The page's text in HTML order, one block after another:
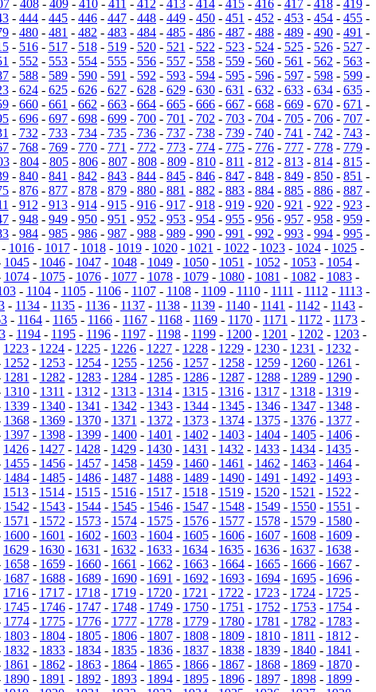
- 408- 409- 410- 411 - 412 - 413- 414- 415- 416- 417- 418- 419-
- 444 - 445 - 446 - 447 - 448 - 449 - 450 - 451 - 452 - 453 - 454 - 455 -
- 480 - 481 - 482 - 483 - 484 - 485 - 486 - 487 - 488 - 489 - 490 - 491 -
- 516- 517- 518- 519- 520- 521 - 522 - 523- 524- 525- 526- 527-
- 552 - 553 - 554 - 555 - 556 - 557 - 558 - 559 - 560 - 561 - 562 - 563 -
- 588 - 589 - 590 - 591 - 592 - 593 - 594 - 595 - 596 - 597 - 598 - 599 -
- 624- 625- 626- 627- 628- 629- 630- 631 - 632 - 633- 634- 635-
- 660 - 661 - 662 - 663 - 664 - 665 - 666 - 667 - 668 - 669 - 670 - 671 -
- 696 - 697 - 698 - 699 - 700 - 701 - 702 - 703 - 704 - 705 - 706 - 707 -
- 732 - 733- 734- 735- 736- 737- 738- 739- 740- 741 - 742 - 743-
- 768 - 769 - 770 - 771 - 772 - 773 - 774 - 775 - 776 - 777 - 778 - 779 -
- 804- 805- 806- 807- 808- 809- 810- 811 - 812 - 813- 814- 815-
- 840 - 841 - 842 - 843 - 844 - 845 - 846 - 847 - 848 - 849 - 850 - 851 -
- 876 - 877 - 878 - 879 - 880 - 881 - 882 - 883 - 884 - 885 - 886 - 887 -
- 912 - 913- 914- 915- 916- 917- 918- 919- 920- 921 - 922 - 923-
- 948 - 949 - 950 - 951 - 952 - 953 - 954 - 955 - 956 - 957 - 958 - 959 -
- 984 - 985 - 986 - 987 - 988 - 989 - 990 - 991 - 992 - 993 - 994 - 995 -
1016- 1017- 1018- 1019- 1020- 1021 - 1022 - 1023- 1024- 1025-
1045- 1046- 1047- 1048- 1049- 1050- 1051 - 1052 - 1053- 1054-
1074- 1075- 1076- 1077- 1078- 1079- 1080- 1081 - 1082 - 1083-
- 1104- 1105- 1106- 1107- 1108- 1109- 1110- 1111 - 1112 - 1113-
- 1134 - 1135 - 1136 - 1137 - 1138 - 1139 - 1140 - 1141 - 1142 - 1143 -
- 1164 - 1165 - 1166 - 1167 - 1168 - 1169 - 1170 - 1171 - 1172 - 1173 -
- 1194 - 1195 - 1196 - 1197 - 1198 - 1199 - 1200 - 1201 - 1202 - 1203 -
1223 - 1224 - 1225 - 1226 - 1227 - 1228 - 1229 - 1230 - 1231 - 1232 -
1252 - 1253- 1254- 1255- 1256- 1257- 1258- 1259- 1260- 1261 -
1281 - 1282 - 1283- 1284- 1285- 1286- 1287- 1288- 1289- 1290-
1310 - 1311 - 1312 - 1313 - 1314 - 1315 - 1316 - 1317 - 1318 - 1319 -
1339- 1340- 1341 - 1342 - 1343- 1344- 1345- 1346- 1347- 1348-
1368- 1369- 1370- 1371 - 1372 - 1373- 1374- 1375- 1376- 1377-
1397- 1398- 1399- 1400- 1401 - 1402 - 1403- 1404- 1405- 1406-
1426 - 1427 - 1428 - 1429 - 1430 - 1431 - 1432 - 1433 - 1434 - 1435 -
1455- 1456- 1457- 1458- 1459- 1460- 1461 - 1462 - 1463- 1464-
1484- 1485- 1486- 1487- 1488- 1489- 1490- 1491 - 1492 - 1493-
1513 - 1514 - 1515 - 1516 - 1517 - 1518 - 1519 - 1520 - 1521 - 1522 -
1542 - 1543- 1544- 1545- 1546- 1547- 1548- 1549- 1550- 1551 -
1571 - 1572 - 1573- 1574- 1575- 1576- 1577- 1578- 1579- 1580-
1600- 1601 - 1602 - 1603- 1604- 1605- 1606- 1607- 1608- 1609-
1629 - 1630 - 1631 - 1632 - 1633 - 1634 - 1635 - 1636 - 1637 - 1638 -
1658- 1659- 1660- 1661 - 1662 - 1663- 1664- 1665- 1666- 1667-
1687- 1688- 1689- 1690- 1691 - 1692 - 1693- 1694- 1695- 1696-
1716 - 1717 - 1718 - 1719 - 1720 - 1721 - 1722 - 1723 - 1724 - 1725 -
1745- 1746- 1747- 1748- 1749- 1750- 1751 - 1752 - 1753- 1754-
1774- 1775- 1776- 1777- 1778- 1779- 1780- 1781 - 1782 - 1783-
1803 - 1804 - 1805 - 1806 - 1807 - 1808 - 1809 - 1810 - 1811 - 1812 -
1832 - 1833- 1834- 1835- 1836- 1837- 1838- 1839- 1840- 1841 -
1861 - 1862 - 1863- 1864- 1865- 1866- 1867- 1868- 1869- 1870-
1890- 1891 - 1892 - 1893- 1894- 1895- 1896- 1897- 1898- 1899-